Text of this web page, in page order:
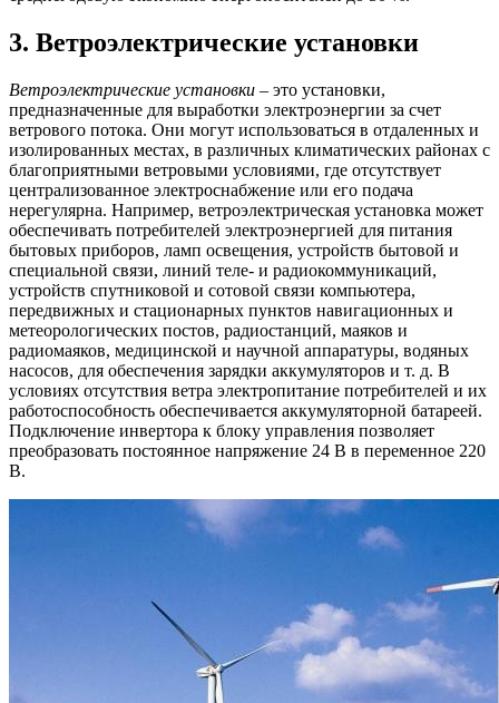
3. Ветроэлектрические установки
Ветроэлектрические установки – это установки,
предназначенные для выработки электроэнергии за счет
ветрового потока. Они могут использоваться в отдаленных и
изолированных местах, в различных климатических районах с
благоприятными ветровыми условиями, где отсутствует
централизованное электроснабжение или его подача
нерегулярна. Например, ветроэлектрическая установка может
обеспечивать потребителей электроэнергией для питания
бытовых приборов, ламп освещения, устройств бытовой и
специальной связи, линий теле- и радиокоммуникаций,
устройств спутниковой и сотовой связи компьютера,
передвижных и стационарных пунктов навигационных и
метеорологических постов, радиостанций, маяков и
радиомаяков, медицинской и научной аппаратуры, водяных
насосов, для обеспечения зарядки аккумуляторов и т. д. В
условиях отсутствия ветра электропитание потребителей и их
работоспособность обеспечивается аккумуляторной батареей.
Подключение инвертора к блоку управления позволяет
преобразовать постоянное напряжение 24 В в переменное 220
В.